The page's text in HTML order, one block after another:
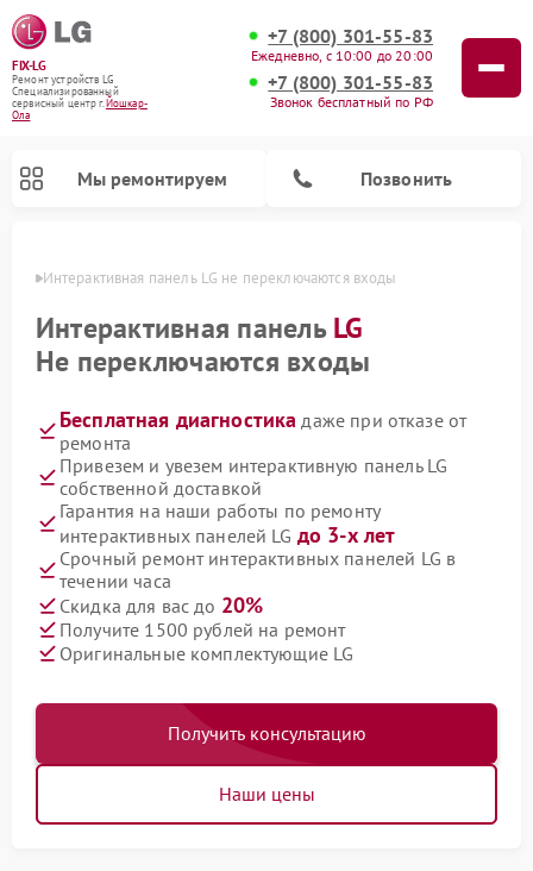
FIX-LG
Ремонт устройств LG
Специализированный
cервисный центр г.Йошкар-
Ола
+7 (800) 301-55-83
Ежедневно, с 10:00 до 20:00
+7 (800) 301-55-83
Звонок бесплатный по РФ
Мы ремонтируем Позвонить
Интерактивная панель LG не переключаются входы
Интерактивная панельLG
Не переключаются входы
Бесплатная диагностика даже при отказе от
ремонта
Привезем и увезем интерактивную панель LG
собственной доставкой
Гарантия на наши работы по ремонту
интерактивных панелей LG до 3-х лет
Срочный ремонт интерактивных панелей LG в
течении часа
Скидка для вас до 20%
Получите 1500 рублей на ремонт
Оригинальные комплектующие LG
Получить консультацию
Наши цены